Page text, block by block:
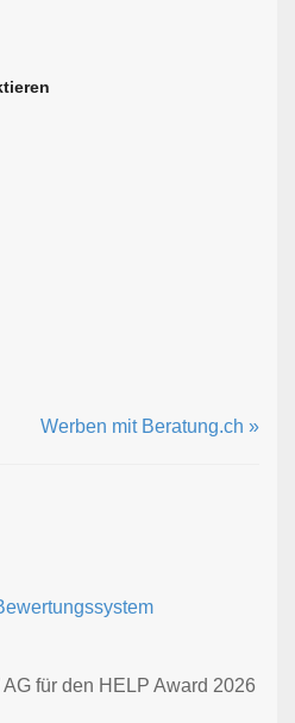
Werben mit Beratung.ch »
für den HELP Award 2026